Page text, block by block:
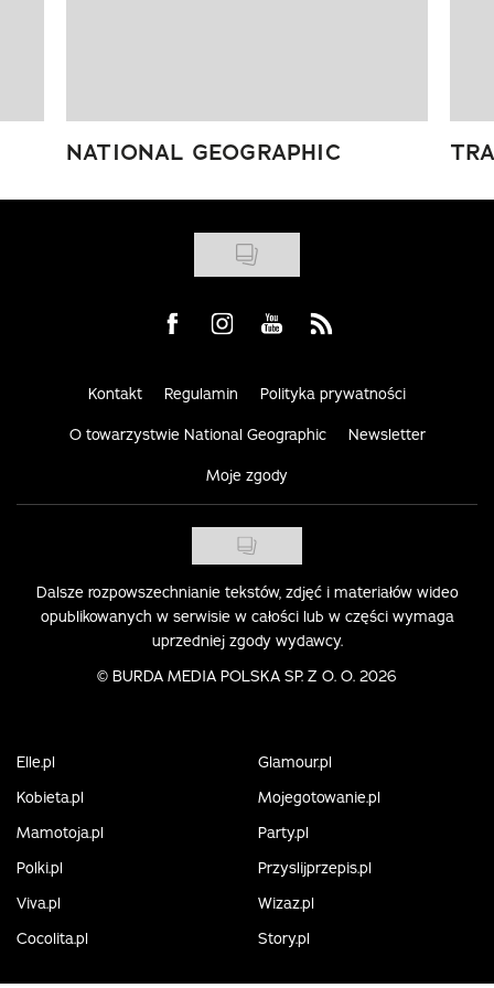
NATIONAL GEOGRAPHIC
Visit us on Facebook
Visit us on Instagram
Visit us on Youtube
Visit us on Rss
Kontakt Regulamin Polityka prywatności
O towarzystwie National Geographic Newsletter
Moje zgody
Dalsze rozpowszechnianie tekstów, zdjęć i materiałów wideo
opublikowanych w serwisie w całości lub w części wymaga
uprzedniej zgody wydawcy.
© BURDA MEDIA POLSKA SP. Z O. O. 2026
Elle.pl
Glamour.pl
Kobieta.pl
Mojegotowanie.pl
Mamotoja.pl
Party.pl
Polki.pl
Przyslijprzepis.pl
Viva.pl
Wizaz.pl
Cocolita.pl
Story.pl